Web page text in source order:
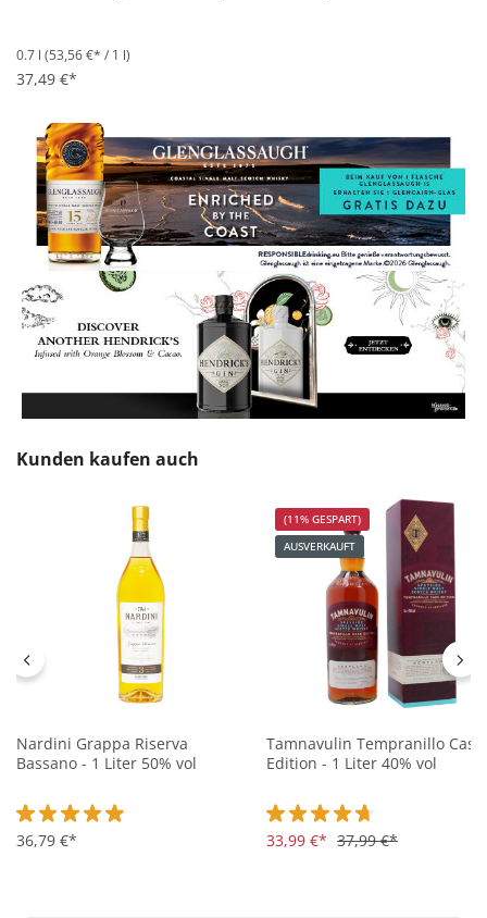
0.7 l (53,56 €* / 1 l)
37,49 €*
Produktgalerie überspringen
Kunden kaufen auch
Nardini Grappa Riserva
Bassano - 1 Liter 50% vol
Durchschnittliche Bewertung von 4.9 von 5 Sternen
36,79 €*
(11% GESPART)
AUSVERKAUFT
Tamnavulin Tempranillo Cask
Edition - 1 Liter 40% vol
Durchschnittliche
33,99 €* 37,99 €*